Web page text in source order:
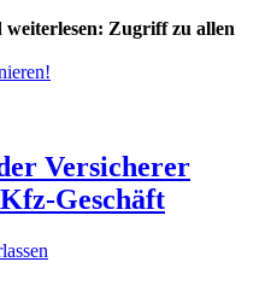
Zugriff zu allen
Versicherer
Geschäft